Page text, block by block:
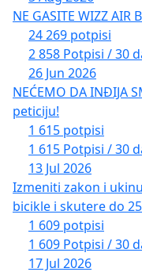
NE GASITE WIZZ AIR
24 269 potpisi
2 858 Potpisi / 30
26 Jun 2026
NEĆEMO DA INĐIJA
peticiju!
1 615 potpisi
1 615 Potpisi / 30
13 Jul 2026
Izmeniti zakon i
bicikle i skutere do
1 609 potpisi
1 609 Potpisi / 30
17 Jul 2026